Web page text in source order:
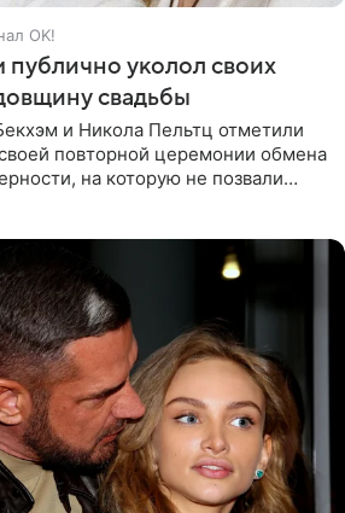
OK!
публично уколол своих
свадьбы
и Никола Пельтц отметили
повторной церемонии обмена
на которую не позвали